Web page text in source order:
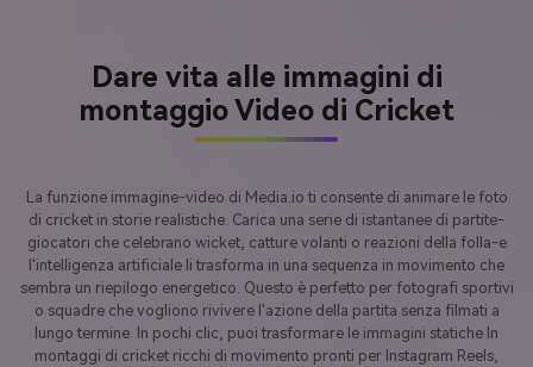
Dare vita alle immagini di
montaggio Video di Cricket
La funzione immagine-video di Media.io ti consente di animare le foto
di cricket in storie realistiche. Carica una serie di istantanee di partite-
giocatori che celebrano wicket, catture volanti o reazioni della folla-e
l'intelligenza artificiale li trasforma in una sequenza in movimento che
sembra un riepilogo energetico. Questo è perfetto per fotografi sportivi
o squadre che vogliono rivivere l'azione della partita senza filmati a
lungo termine. In pochi clic, puoi trasformare le immagini statiche In
montaggi di cricket ricchi di movimento pronti per Instagram Reels,